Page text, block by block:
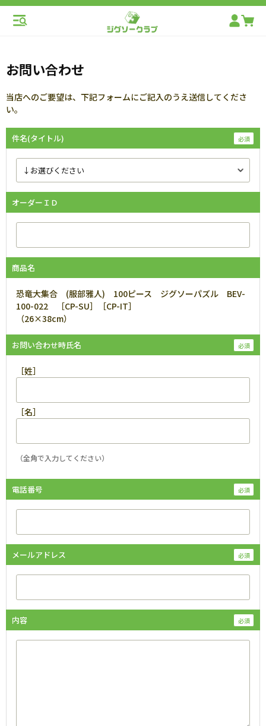
お問い合わせ
当店へのご要望は、下記フォームにご記入のうえ送信してくださ
い。
件名(タイトル)
オーダーＩＤ
商品名
恐竜大集合 (服部雅人) 100ピース ジグソーパズル BEV-
100-022 ［CP-SU］［CP-IT］
（26×38cm）
お問い合わせ時氏名
［姓］
［名］
（全角で入力してください）
電話番号
メールアドレス
内容